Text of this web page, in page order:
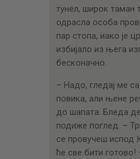
тунел, широк таман
одрасла особа
пар стопа, иако је
избијало из њега
бесконачно.
– Надо, гледај ме
повика, али њене
до шапата. Бледа
подиже поглед. –
се провучеш испод
ће све бити